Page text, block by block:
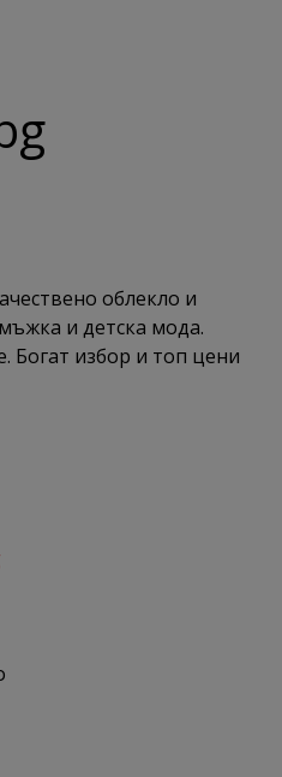
облекло и
и детска мода.
Богат избор и топ цени